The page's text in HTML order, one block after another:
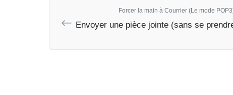
Forcer la main à Courrier (Le mode
Envoyer une pièce jointe (sans se